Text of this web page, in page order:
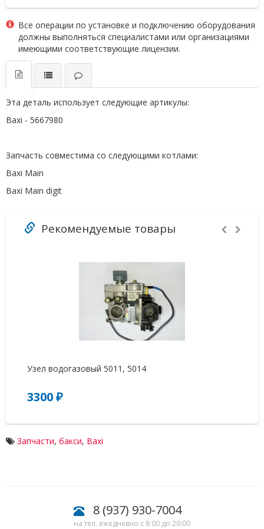
Все операции по установке и подключению оборудования
должны выполняться специалистами или организациями
имеющими соответствующие лицензии.
Эта деталь использует следующие артикулы:
Baxi - 5667980
Запчасть совместима со следующими котлами:
Baxi Main
Baxi Main digit
Рекомендуемые товары
Узел водогазовый 5011, 5014
3300 ₽
Запчасти, бакси, Baxi
8 (937) 930-7004
на тел. ежедневно с 8:00 до 20:00